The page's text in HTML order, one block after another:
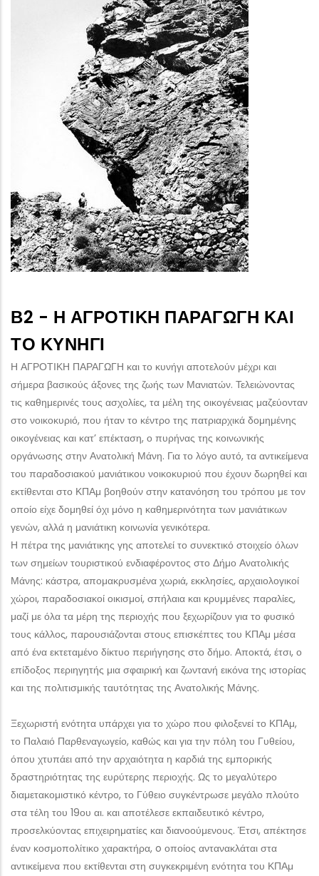
Β2 - Η ΑΓΡΟΤΙΚΉ ΠΑΡΑΓΩΓΉ ΚΑΙ
ΤΟ ΚΥΝΉΓΙ
Η ΑΓΡΟΤΙΚΗ ΠΑΡΑΓΩΓΗ και το κυνήγι αποτελούν μέχρι και
σήμερα βασικούς άξονες της ζωής των Μανιατών. Τελειώνοντας
τις καθημερινές τους ασχολίες, τα μέλη της οικογένειας μαζεύονταν
στο νοικοκυριό, που ήταν το κέντρο της πατριαρχικά δομημένης
οικογένειας και κατ’ επέκταση, ο πυρήνας της κοινωνικής
οργάνωσης στην Ανατολική Μάνη. Για το λόγο αυτό, τα αντικείμενα
του παραδοσιακού μανιάτικου νοικοκυριού που έχουν δωρηθεί και
εκτίθενται στο ΚΠΑμ βοηθούν στην κατανόηση του τρόπου με τον
οποίο είχε δομηθεί όχι μόνο η καθημερινότητα των μανιάτικων
γενών, αλλά η μανιάτικη κοινωνία γενικότερα.
Η πέτρα της μανιάτικης γης αποτελεί το συνεκτικό στοιχείο όλων
των σημείων τουριστικού ενδιαφέροντος στο Δήμο Ανατολικής
Μάνης: κάστρα, απομακρυσμένα χωριά, εκκλησίες, αρχαιολογικοί
χώροι, παραδοσιακοί οικισμοί, σπήλαια και κρυμμένες παραλίες,
μαζί με όλα τα μέρη της περιοχής που ξεχωρίζουν για το φυσικό
τους κάλλος, παρουσιάζονται στους επισκέπτες του ΚΠΑμ μέσα
από ένα εκτεταμένο δίκτυο περιήγησης στο δήμο. Αποκτά, έτσι, ο
επίδοξος περιηγητής μια σφαιρική και ζωντανή εικόνα της ιστορίας
και της πολιτισμικής ταυτότητας της Ανατολικής Μάνης.
Ξεχωριστή ενότητα υπάρχει για το χώρο που φιλοξενεί το ΚΠΑμ,
το Παλαιό Παρθεναγωγείο, καθώς και για την πόλη του Γυθείου,
όπου χτυπάει από την αρχαιότητα η καρδιά της εμπορικής
δραστηριότητας της ευρύτερης περιοχής. Ως το μεγαλύτερο
διαμετακομιστικό κέντρο, το Γύθειο συγκέντρωσε μεγάλο πλούτο
στα τέλη του 19ου αι. και αποτέλεσε εκπαιδευτικό κέντρο,
προσελκύοντας επιχειρηματίες και διανοούμενους. Έτσι, απέκτησε
έναν κοσμοπολίτικο χαρακτήρα, o οποίος αντανακλάται στα
αντικείμενα που εκτίθενται στη συγκεκριμένη ενότητα του ΚΠΑμ